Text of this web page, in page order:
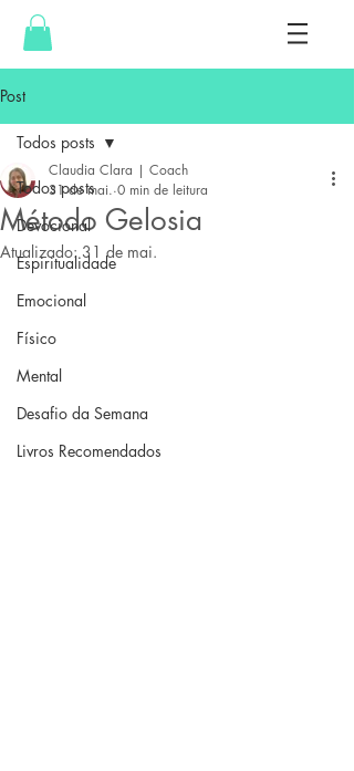
Post
Todos posts
Devocional
Espiritualidade
Emocional
Físico
Mental
Desafio da Semana
Livros Recomendados
Todos posts
Método Gelosia
Claudia Clara | Coach
31 de mai. 0 min de leitura
Atualizado:31 de mai.